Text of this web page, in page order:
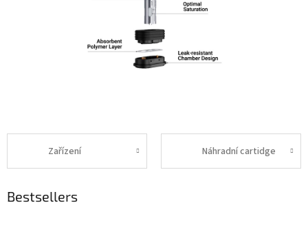
Zařízení Náhradní cartidge
Bestsellers